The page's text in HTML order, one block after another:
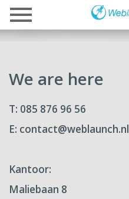
We are here
T: 085 876 96 56
E: contact@weblaunch.nl
Kantoor:
Maliebaan 8